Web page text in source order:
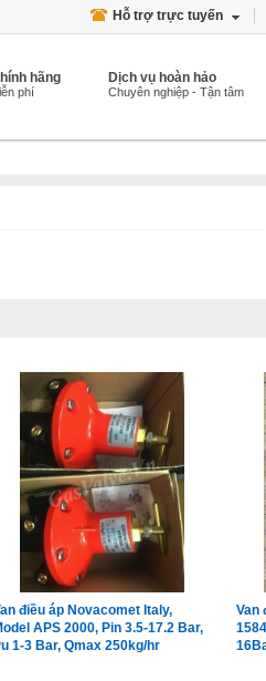
Hỗ trợ trực tuyến
hãng
phí
Dịch vụ hoàn hảo
Chuyên nghiệp - Tận tâm
điều áp Novacomet Italy,
APS 2000, Pin 3.5-17.2 Bar,
1-3 Bar, Qmax 250kg/hr
Van